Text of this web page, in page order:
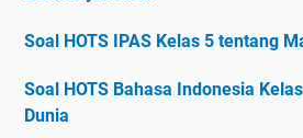
Soal HOTS IPAS Kelas 5 tentang
Soal HOTS Bahasa Indonesia
Dunia